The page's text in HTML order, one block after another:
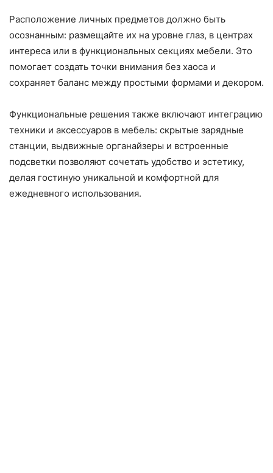
Расположение личных предметов должно быть
осознанным: размещайте их на уровне глаз, в центрах
интереса или в функциональных секциях мебели. Это
помогает создать точки внимания без хаоса и
сохраняет баланс между простыми формами и декором.
Функциональные решения также включают интеграцию
техники и аксессуаров в мебель: скрытые зарядные
станции, выдвижные органайзеры и встроенные
подсветки позволяют сочетать удобство и эстетику,
делая гостиную уникальной и комфортной для
ежедневного использования.